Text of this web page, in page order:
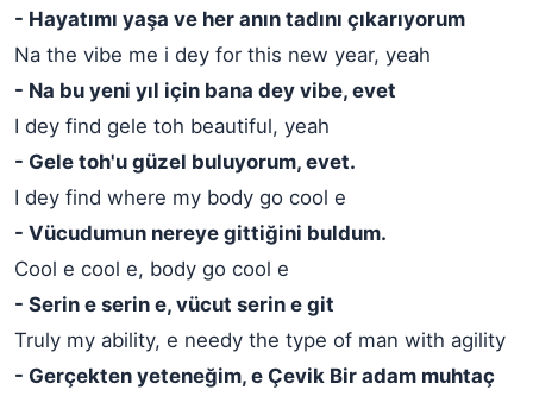
- Hayatımı yaşa ve her anın tadını çıkarıyorum
Na the vibe me i dey for this new year, yeah
- Na bu yeni yıl için bana dey vibe, evet
I dey find gele toh beautiful, yeah
- Gele toh'u güzel buluyorum, evet.
I dey find where my body go cool e
- Vücudumun nereye gittiğini buldum.
Cool e cool e, body go cool e
- Serin e serin e, vücut serin e git
Truly my ability, e needy the type of man with agility
- Gerçekten yeteneğim, e Çevik Bir adam muhtaç